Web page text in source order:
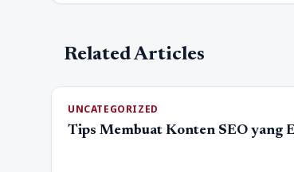
Related Articles
UNCATEGORIZED
Tips Membuat Konten SEO yang